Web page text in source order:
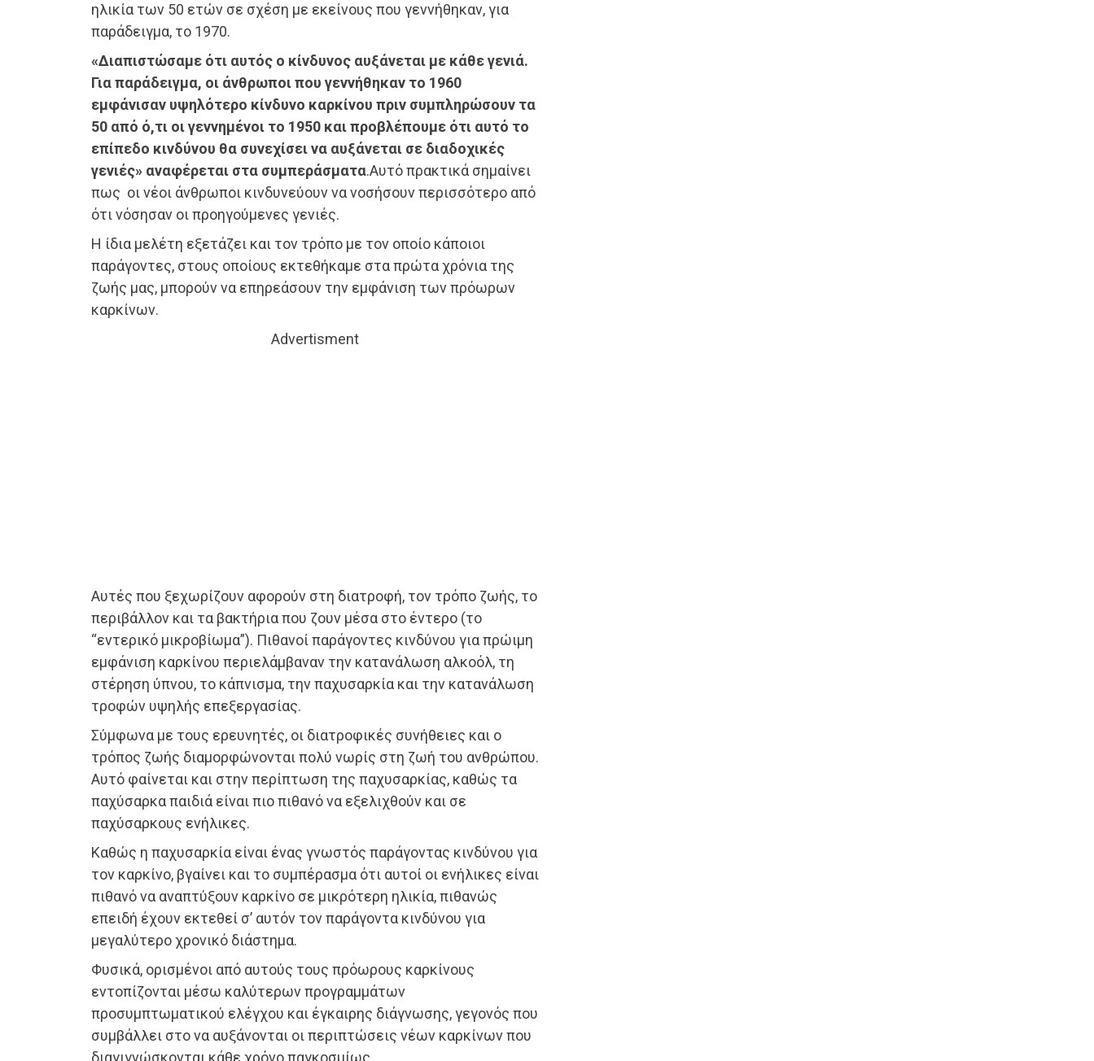
ηλικία των 50 ετών σε σχέση με εκείνους που γεννήθηκαν, για
παράδειγμα, το 1970.
«Διαπιστώσαμε ότι αυτός ο κίνδυνος αυξάνεται με κάθε γενιά.
Για παράδειγμα, οι άνθρωποι που γεννήθηκαν το 1960
εμφάνισαν υψηλότερο κίνδυνο καρκίνου πριν συμπληρώσουν τα
50 από ό,τι οι γεννημένοι το 1950 και προβλέπουμε ότι αυτό το
επίπεδο κινδύνου θα συνεχίσει να αυξάνεται σε διαδοχικές
γενιές» αναφέρεται στα συμπεράσματα.Αυτό πρακτικά σημαίνει
πως οι νέοι άνθρωποι κινδυνεύουν να νοσήσουν περισσότερο από
ότι νόσησαν οι προηγούμενες γενιές.
Η ίδια μελέτη εξετάζει και τον τρόπο με τον οποίο κάποιοι
παράγοντες, στους οποίους εκτεθήκαμε στα πρώτα χρόνια της
ζωής μας, μπορούν να επηρεάσουν την εμφάνιση των πρόωρων
καρκίνων.
Advertisment
Αυτές που ξεχωρίζουν αφορούν στη διατροφή, τον τρόπο ζωής, το
περιβάλλον και τα βακτήρια που ζουν μέσα στο έντερο (το
“εντερικό μικροβίωμα”). Πιθανοί παράγοντες κινδύνου για πρώιμη
εμφάνιση καρκίνου περιελάμβαναν την κατανάλωση αλκοόλ, τη
στέρηση ύπνου, το κάπνισμα, την παχυσαρκία και την κατανάλωση
τροφών υψηλής επεξεργασίας.
Σύμφωνα με τους ερευνητές, οι διατροφικές συνήθειες και ο
τρόπος ζωής διαμορφώνονται πολύ νωρίς στη ζωή του ανθρώπου.
Αυτό φαίνεται και στην περίπτωση της παχυσαρκίας, καθώς τα
παχύσαρκα παιδιά είναι πιο πιθανό να εξελιχθούν και σε
παχύσαρκους ενήλικες.
Καθώς η παχυσαρκία είναι ένας γνωστός παράγοντας κινδύνου για
τον καρκίνο, βγαίνει και το συμπέρασμα ότι αυτοί οι ενήλικες είναι
πιθανό να αναπτύξουν καρκίνο σε μικρότερη ηλικία, πιθανώς
επειδή έχουν εκτεθεί σ’ αυτόν τον παράγοντα κινδύνου για
μεγαλύτερο χρονικό διάστημα.
Φυσικά, ορισμένοι από αυτούς τους πρόωρους καρκίνους
εντοπίζονται μέσω καλύτερων προγραμμάτων
προσυμπτωματικού ελέγχου και έγκαιρης διάγνωσης, γεγονός που
συμβάλλει στο να αυξάνονται οι περιπτώσεις νέων καρκίνων που
διαγιγνώσκονται κάθε χρόνο παγκοσμίως.